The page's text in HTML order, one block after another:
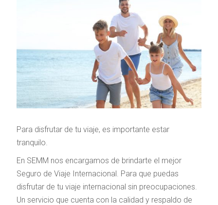
Para disfrutar de tu viaje, es importante estar
tranquilo.
En SEMM nos encargamos de brindarte el mejor
Seguro de Viaje Internacional. Para que puedas
disfrutar de tu viaje internacional sin preocupaciones.
Un servicio que cuenta con la calidad y respaldo de